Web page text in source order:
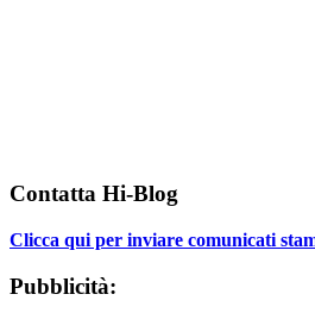
Contatta Hi-Blog
Clicca qui per inviare comunicati
Pubblicità: